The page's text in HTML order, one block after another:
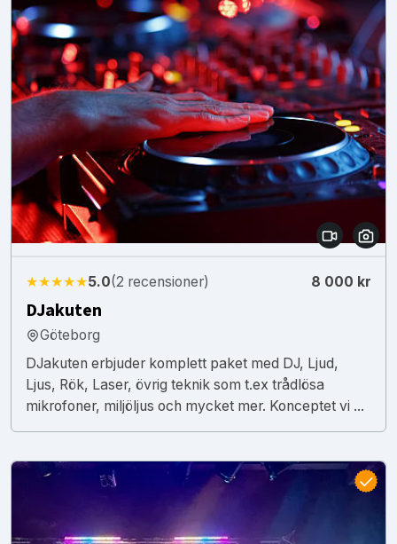
★★★★★5.0(2 recensioner) 8 000 kr
DJakuten
Göteborg
DJakuten erbjuder komplett paket med DJ, Ljud,
Ljus, Rök, Laser, övrig teknik som t.ex trådlösa
mikrofoner, miljöljus och mycket mer. Konceptet vi ...